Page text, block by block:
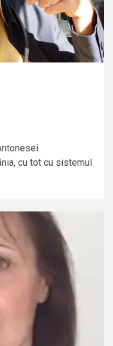
cu tot cu sistemul